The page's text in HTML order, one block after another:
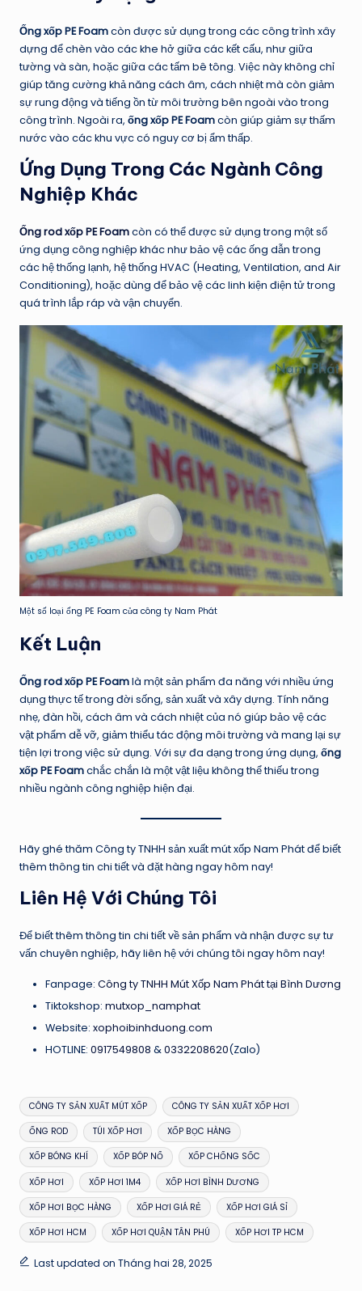
Ống xốp PE Foamcòn được sử dụng trong các công trình xây
dựng để chèn vào các khe hở giữa các kết cấu, như giữa
tường và sàn, hoặc giữa các tấm bê tông. Việc này không chỉ
giúp tăng cường khả năng cách âm, cách nhiệt mà còn giảm
sự rung động và tiếng ồn từ môi trường bên ngoài vào trong
công trình. Ngoài ra, ống xốp PE Foamcòn giúp giảm sự thấm
nước vào các khu vực có nguy cơ bị ẩm thấp.
Ứng Dụng Trong Các Ngành Công
Nghiệp Khác
Ống rod xốp PE Foamcòn có thể được sử dụng trong một số
ứng dụng công nghiệp khác như bảo vệ các ống dẫn trong
các hệ thống lạnh, hệ thống HVAC (Heating, Ventilation, and Air
Conditioning), hoặc dùng để bảo vệ các linh kiện điện tử trong
quá trình lắp ráp và vận chuyển.
Một số loại ống PE Foam của công ty Nam Phát
Kết Luận
Ống rod xốp PE Foamlà một sản phẩm đa năng với nhiều ứng
dụng thực tế trong đời sống, sản xuất và xây dựng. Tính năng
nhẹ, đàn hồi, cách âm và cách nhiệt của nó giúp bảo vệ các
vật phẩm dễ vỡ, giảm thiểu tác động môi trường và mang lại sự
tiện lợi trong việc sử dụng. Với sự đa dạng trong ứng dụng, ống
xốp PE Foamchắc chắn là một vật liệu không thể thiếu trong
nhiều ngành công nghiệp hiện đại.
Hãy ghé thăm Công ty TNHH sản xuất mút xốp Nam Phát để biết
thêm thông tin chi tiết và đặt hàng ngay hôm nay!
Liên Hệ Với Chúng Tôi
Để biết thêm thông tin chi tiết về sản phẩm và nhận được sự tư
vấn chuyên nghiệp, hãy liên hệ với chúng tôi ngay hôm nay!
Fanpage: Công ty TNHH Mút Xốp Nam Phát tại Bình Dương
Tiktokshop: mutxop_namphat
Website: xophoibinhduong.com
HOTLINE: 0917549808 &0332208620(Zalo)
Tags:
CÔNG TY SẢN XUẤT MÚT XỐP CÔNG TY SẢN XUẤT XỐP HƠI
ỐNG ROD TÚI XỐP HƠI XỐP BỌC HÀNG
XỐP BÓNG KHÍ XỐP BÓP NỔ XỐP CHỐNG SỐC
XỐP HƠI XỐP HƠI 1M4 XỐP HƠI BÌNH DƯƠNG
XỐP HƠI BỌC HÀNG XỐP HƠI GIÁ RẺ XỐP HƠI GIÁ SỈ
XỐP HƠI HCM XỐP HƠI QUẬN TÂN PHÚ XỐP HƠI TP HCM
Last updated on Tháng hai 28, 2025